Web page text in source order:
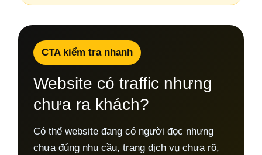
CTA kiểm tra nhanh
Website có traffic nhưng
chưa ra khách?
Có thể website đang có người đọc nhưng
chưa đúng nhu cầu, trang dịch vụ chưa rõ,